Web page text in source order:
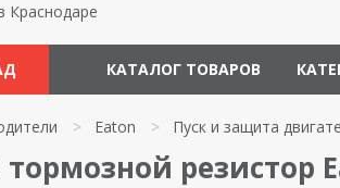
Краснодаре
КАТАЛОГ ТОВАРОВ
> Eaton > Пуск и защита
резистор